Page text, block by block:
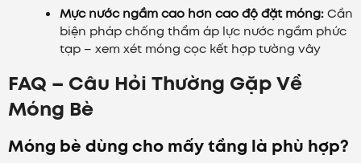
Mực nước ngầm cao hơn cao độ đặt móng:Cần
biện pháp chống thẩm áp lực nước ngầm phức
tạp – xem xét móng cọc kết hợp tường vây
FAQ – Câu Hỏi Thường Gặp Về
Móng Bè
Móng bè dùng cho mấy tầng là phù hợp?